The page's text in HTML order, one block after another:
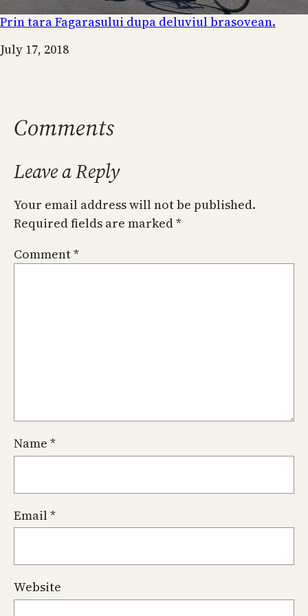
Prin tara Fagarasului dupa deluviul brasovean.
Date
July 17, 2018
Comments
Leave a Reply
Your email address will not be published.
Required fields are marked*
Comment*
Name *
Email*
Website